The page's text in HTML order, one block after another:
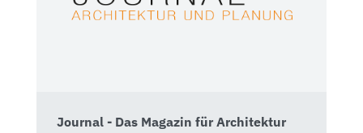
Journal - Das Magazin für Architektur